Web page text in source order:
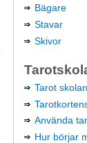
Bägare
Stavar
Skivor
Tarot skolan
Använda
Hur börjar